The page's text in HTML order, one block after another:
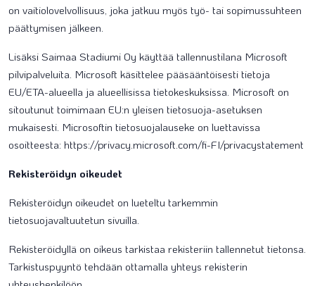
on vaitiolovelvollisuus, joka jatkuu myös työ- tai sopimussuhteen
päättymisen jälkeen.
Lisäksi Saimaa Stadiumi Oy käyttää tallennustilana Microsoft
pilvipalveluita. Microsoft käsittelee pääsääntöisesti tietoja
EU/ETA-alueella ja alueellisissa tietokeskuksissa. Microsoft on
sitoutunut toimimaan EU:n yleisen tietosuoja-asetuksen
mukaisesti. Microsoftin tietosuojalauseke on luettavissa
osoitteesta: https://privacy.microsoft.com/fi-FI/privacystatement
Rekisteröidyn oikeudet
Rekisteröidyn oikeudet on lueteltu tarkemmin
tietosuojavaltuutetun sivuilla.
Rekisteröidyllä on oikeus tarkistaa rekisteriin tallennetut tietonsa.
Tarkistuspyyntö tehdään ottamalla yhteys rekisterin